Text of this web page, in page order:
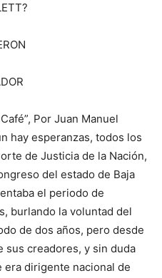
Por Juan Manuel
hay esperanzas, todos los
de Justicia de la Nación,
del estado de Baja
el periodo de
burlando la voluntad del
de dos años, pero desde
sus creadores, y sin duda
era dirigente nacional de